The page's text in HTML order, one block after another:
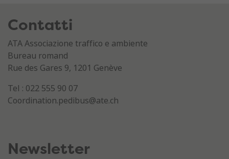
Contatti
ATA Associazione traffico e ambiente
Bureau romand
Rue des Gares 9, 1201 Genève
Tel : 022 555 90 07
Coordination.pedibus@ate.ch
Newsletter